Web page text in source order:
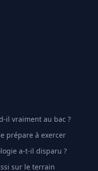
il vraiment au bac ?
prépare à exercer
a-t-il disparu ?
sur le terrain